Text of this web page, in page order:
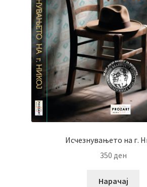
Исчезнувањето на г.
350 ден
Нарачај